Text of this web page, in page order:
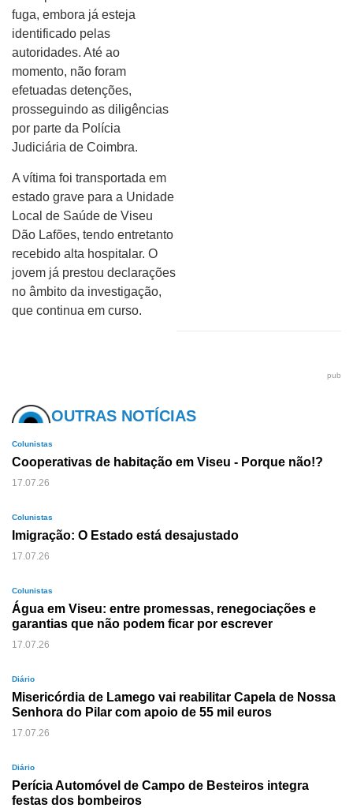
fuga, embora já esteja
identificado pelas
autoridades. Até ao
momento, não foram
efetuadas detenções,
prosseguindo as diligências
por parte da Polícia
Judiciária de Coimbra.
A vítima foi transportada em
estado grave para a Unidade
Local de Saúde de Viseu
Dão Lafões, tendo entretanto
recebido alta hospitalar. O
jovem já prestou declarações
no âmbito da investigação,
que continua em curso.
pub
OUTRAS NOTÍCIAS
Colunistas
Cooperativas de habitação em Viseu - Porque não!?
17.07.26
Colunistas
Imigração: O Estado está desajustado
17.07.26
Colunistas
Água em Viseu: entre promessas, renegociações e
garantias que não podem ficar por escrever
17.07.26
Diário
Misericórdia de Lamego vai reabilitar Capela de Nossa
Senhora do Pilar com apoio de 55 mil euros
17.07.26
Diário
Perícia Automóvel de Campo de Besteiros integra
festas dos bombeiros